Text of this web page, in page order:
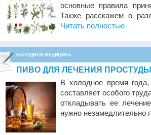
основные правила
Также расскажем о
Читать полностью
НАРОДНАЯ МЕДИЦИНА
ПИВО ДЛЯ ЛЕЧЕНИЯ ПРОСТУДЫ
В холодное время
составляет особого
откладывать ее
нужно незамедлительно